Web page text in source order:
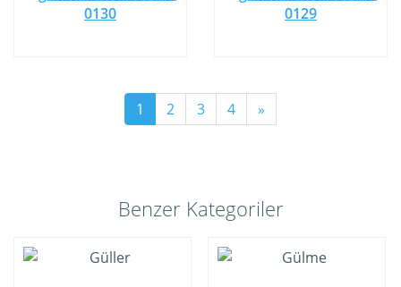
1 2 3 4 »
Benzer Kategoriler